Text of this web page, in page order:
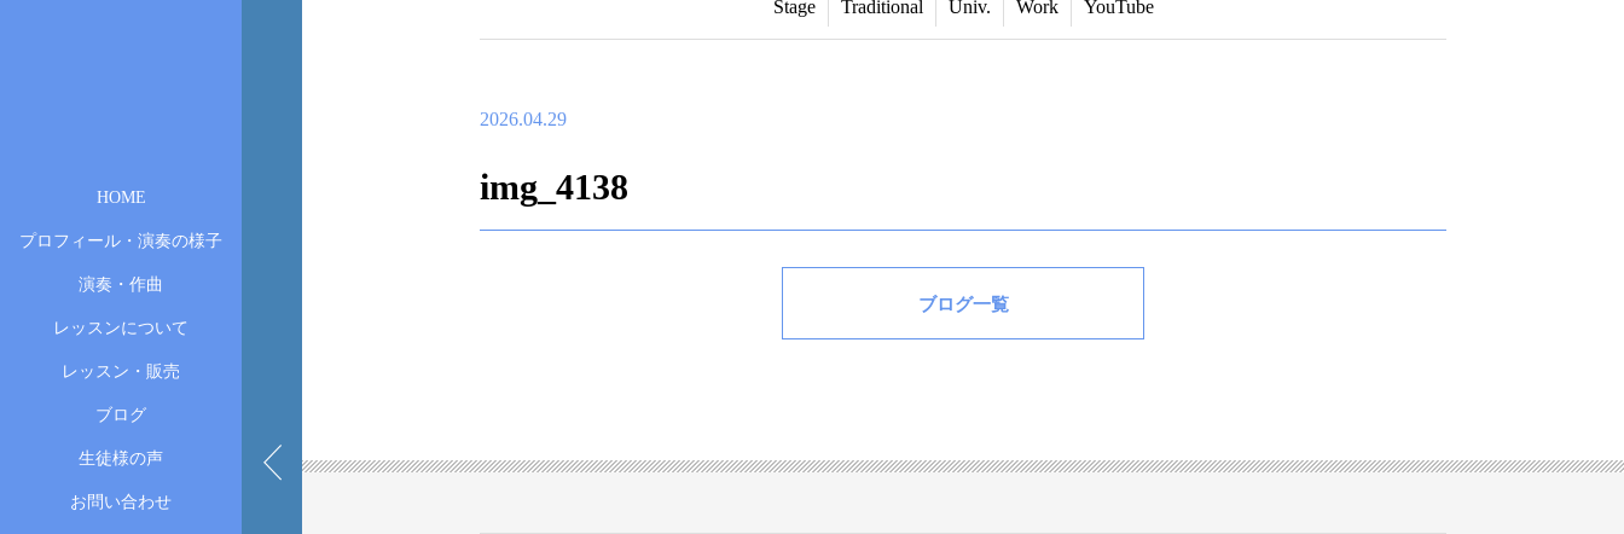
HOME
プロフィール・演奏の様子
演奏・作曲
レッスンについて
レッスン・販売
ブログ
生徒様の声
お問い合わせ
Stage
Traditional Univ. Work YouTube
2026.04.29
img_4138
ブログ一覧